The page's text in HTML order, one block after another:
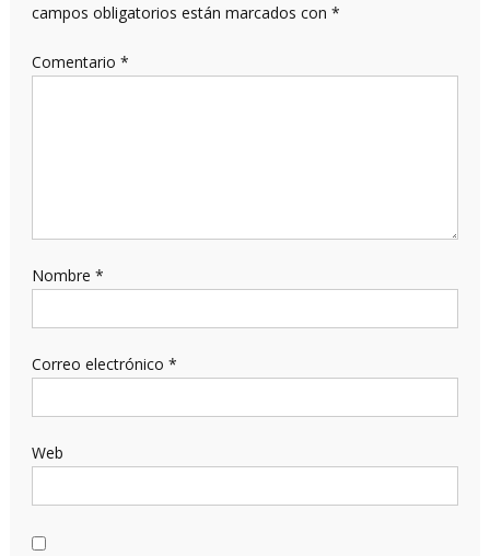
campos obligatorios están marcados con *
Comentario *
Nombre *
Correo electrónico *
Web